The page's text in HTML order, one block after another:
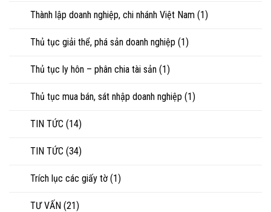
Thành lập doanh nghiệp, chi nhánh Việt Nam (1)
Thủ tục giải thể, phá sản doanh nghiệp (1)
Thủ tục ly hôn – phân chia tài sản (1)
Thủ tục mua bán, sát nhập doanh nghiệp (1)
TIN TỨC (14)
TIN TỨC (34)
Trích lục các giấy tờ (1)
TƯ VẤN (21)